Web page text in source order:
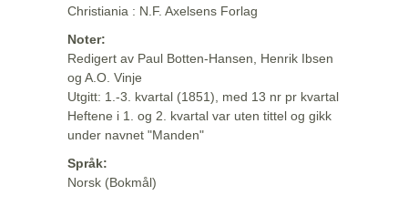
Christiania : N.F. Axelsens Forlag
Noter:
Redigert av Paul Botten-Hansen, Henrik Ibsen
og A.O. Vinje
Utgitt: 1.-3. kvartal (1851), med 13 nr pr kvartal
Heftene i 1. og 2. kvartal var uten tittel og gikk
under navnet "Manden"
Språk:
Norsk (Bokmål)